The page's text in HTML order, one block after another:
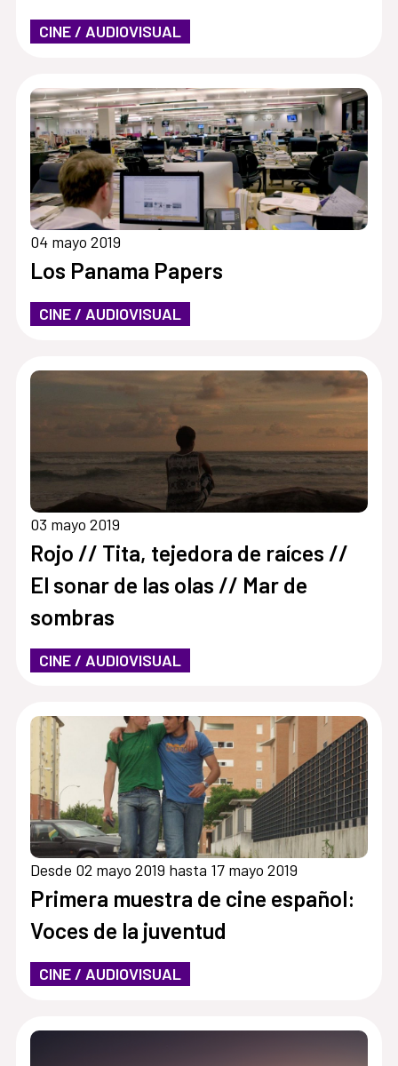
CINE / AUDIOVISUAL
04 mayo 2019
Los Panama Papers
CINE / AUDIOVISUAL
03 mayo 2019
Rojo // Tita, tejedora de raíces //
El sonar de las olas // Mar de
sombras
CINE / AUDIOVISUAL
Desde 02 mayo 2019 hasta 17 mayo 2019
Primera muestra de cine español:
Voces de la juventud
CINE / AUDIOVISUAL